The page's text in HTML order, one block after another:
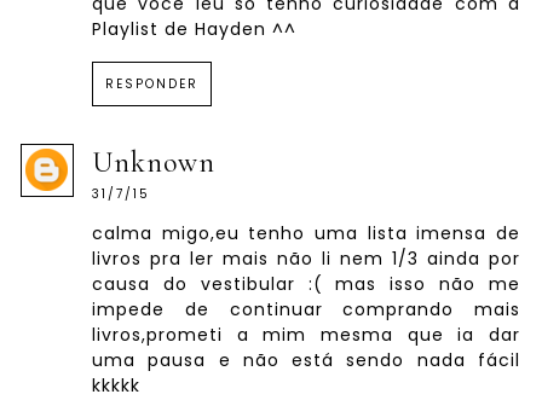
Playlist de Hayden ^^
RESPONDER
Unknown
31/7/15
calma migo,eu tenho uma lista imensa de
livros pra ler mais não li nem 1/3 ainda por
causa do vestibular :( mas isso não me
impede de continuar comprando mais
livros,prometi a mim mesma que ia dar
uma pausa e não está sendo nada fácil
kkkkk